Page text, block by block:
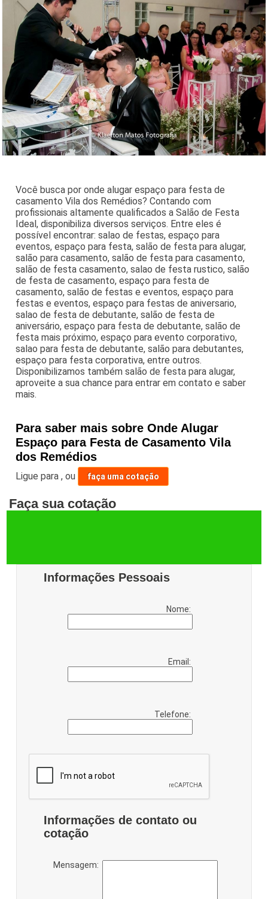
Você busca por onde alugar espaço para festa de
casamento Vila dos Remédios? Contando com
profissionais altamente qualificados a Salão de Festa
Ideal, disponibiliza diversos serviços. Entre eles é
possível encontrar: salao de festas, espaço para
eventos, espaço para festa, salão de festa para alugar,
salão para casamento, salão de festa para casamento,
salão de festa casamento, salao de festa rustico, salão
de festa de casamento, espaço para festa de
casamento, salão de festas e eventos, espaço para
festas e eventos, espaço para festas de aniversario,
salao de festa de debutante, salão de festa de
aniversário, espaço para festa de debutante, salão de
festa mais próximo, espaço para evento corporativo,
salao para festa de debutante, salão para debutantes,
espaço para festa corporativa, entre outros.
Disponibilizamos também salão de festa para alugar,
aproveite a sua chance para entrar em contato e saber
mais.
Para saber mais sobre Onde Alugar
Espaço para Festa de Casamento Vila
dos Remédios
Ligue para,ou faça uma cotação
Faça sua cotação
Informações Pessoais
Nome:
Email:
Telefone:
Informações de contato ou
cotação
Mensagem: